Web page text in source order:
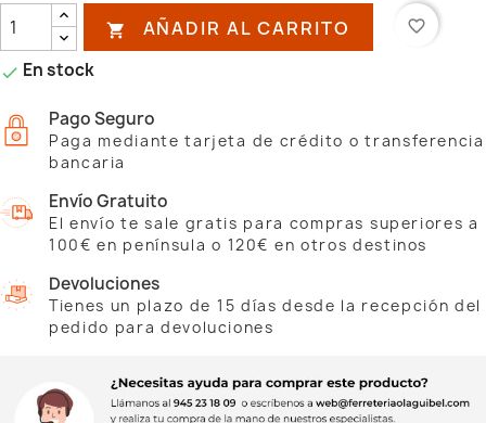
 AÑADIR AL CARRITO favorite_border
 En stock
Pago Seguro
Paga mediante tarjeta de crédito o transferencia
bancaria
Envío Gratuito
El envío te sale gratis para compras superiores a
100€ en península o 120€ en otros destinos
Devoluciones
Tienes un plazo de 15 días desde la recepción del
pedido para devoluciones